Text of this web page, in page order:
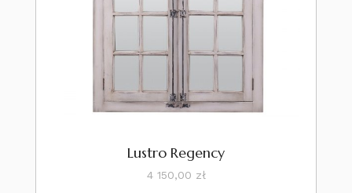
Lustro Regency
4 150,00 złCena